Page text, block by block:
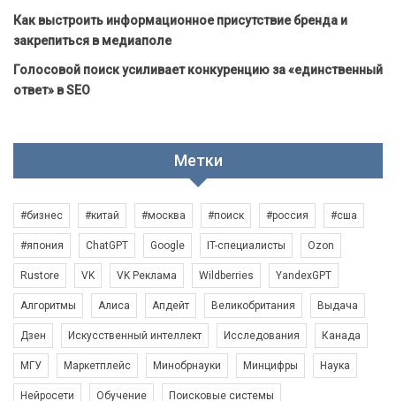
Как выстроить информационное присутствие бренда и
закрепиться в медиаполе
Голосовой поиск усиливает конкуренцию за «единственный
ответ» в SEO
Метки
#бизнес #китай #москва #поиск #россия #сша
#япония ChatGPT Google IT-специалисты Ozon
Rustore VK VK Реклама Wildberries YandexGPT
Алгоритмы Алиса Апдейт Великобритания Выдача
Дзен Искусственный интеллект Исследования Канада
МГУ Маркетплейс Минобрнауки Минцифры Наука
Нейросети Обучение Поисковые системы